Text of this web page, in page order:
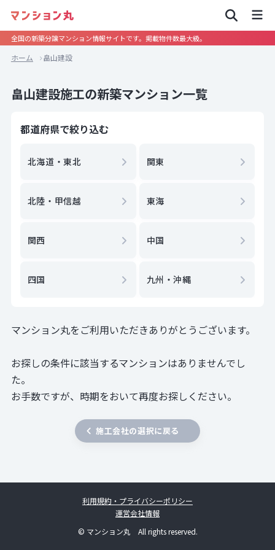
全国の新築分譲マンション情報サイトです。掲載物件数最大級。
ホーム 畠山建設
畠山建設施工の新築マンション一覧
都道府県で絞り込む
北海道・東北 関東
北陸・甲信越 東海
関西 中国
四国 九州・沖縄
マンション丸をご利用いただきありがとうございます。
お探しの条件に該当するマンションはありませんでし
た。
お手数ですが、時期をおいて再度お探しください。
施工会社の選択に戻る
利用規約・プライバシーポリシー
運営会社情報
© マンション丸 All rights reserved.